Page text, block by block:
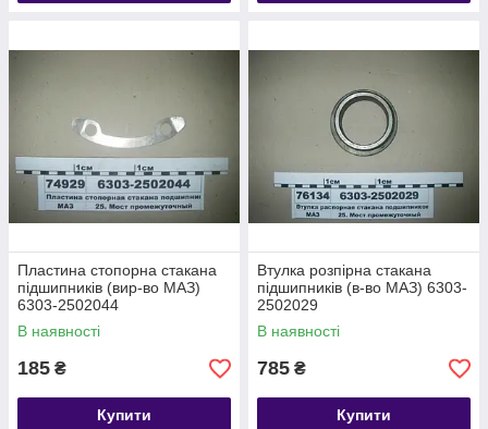
Пластина стопорна стакана
підшипників (вир-во МАЗ)
6303-2502044
В наявності
185 ₴
Купити
Втулка розпірна стакана
підшипників (в-во МАЗ) 6303-
2502029
В наявності
785 ₴
Купити